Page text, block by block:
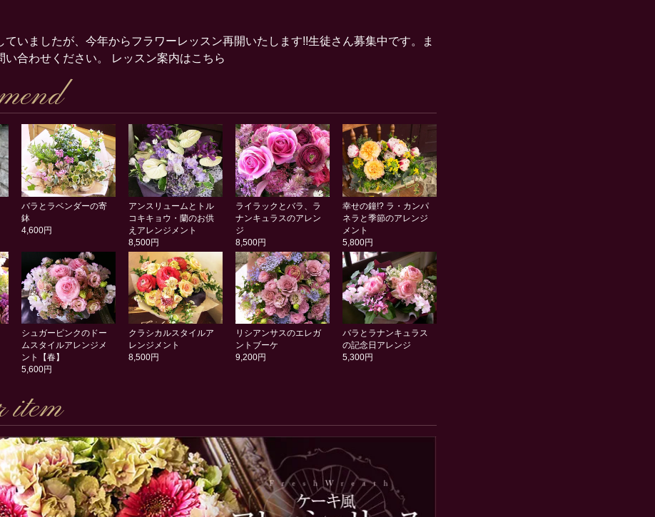
ていましたが、今年からフラワーレッスン再開いたします!!生徒さん募集中です。ま
合わせください。
レッスン案内はこちら
バラとラベンダーの寄
鉢
4,600円
アンスリュームとトル
コキキョウ・蘭のお供
えアレンジメント
8,500円
ライラックとバラ、ラ
ナンキュラスのアレン
ジ
8,500円
幸せの鐘!? ラ・カンパ
ネラと季節のアレンジ
メント
5,800円
シュガーピンクのドー
ムスタイルアレンジメ
ント【春】
5,600円
クラシカルスタイルア
レンジメント
8,500円
リシアンサスのエレガ
ントブーケ
9,200円
バラとラナンキュラス
の記念日アレンジ
5,300円
item